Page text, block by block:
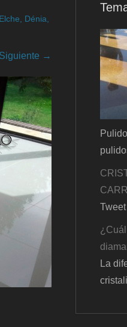
Dénia,
Siguiente →
Tweet
La